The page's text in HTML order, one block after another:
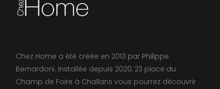
Chez Home a été créée en 2013 par Philippe
Bernardoni. Installée depuis 2020, 23 place du
Champ de Foire à Challans vous pourrez découvrir